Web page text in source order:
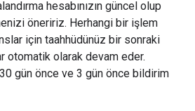
hesabınızın güncel olup
öneririz. Herhangi bir işlem
için taahhüdünüz bir sonraki
otomatik olarak devam eder.
gün önce ve 3 gün önce bildirim